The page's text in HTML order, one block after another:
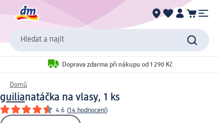
Hledat a najít
Doprava zdarma při nákupu od 1 290 Kč
Domů
guilianatáčka na vlasy, 1 ks
4.6 (14 hodnocení)